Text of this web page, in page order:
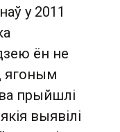
у 2011
ён не
ягоным
прыйшлі
выявілі